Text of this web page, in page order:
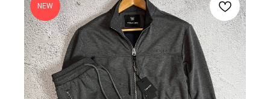
NEW
Наши примущества